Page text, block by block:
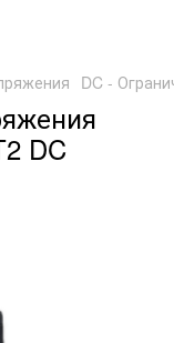
DC -
DC